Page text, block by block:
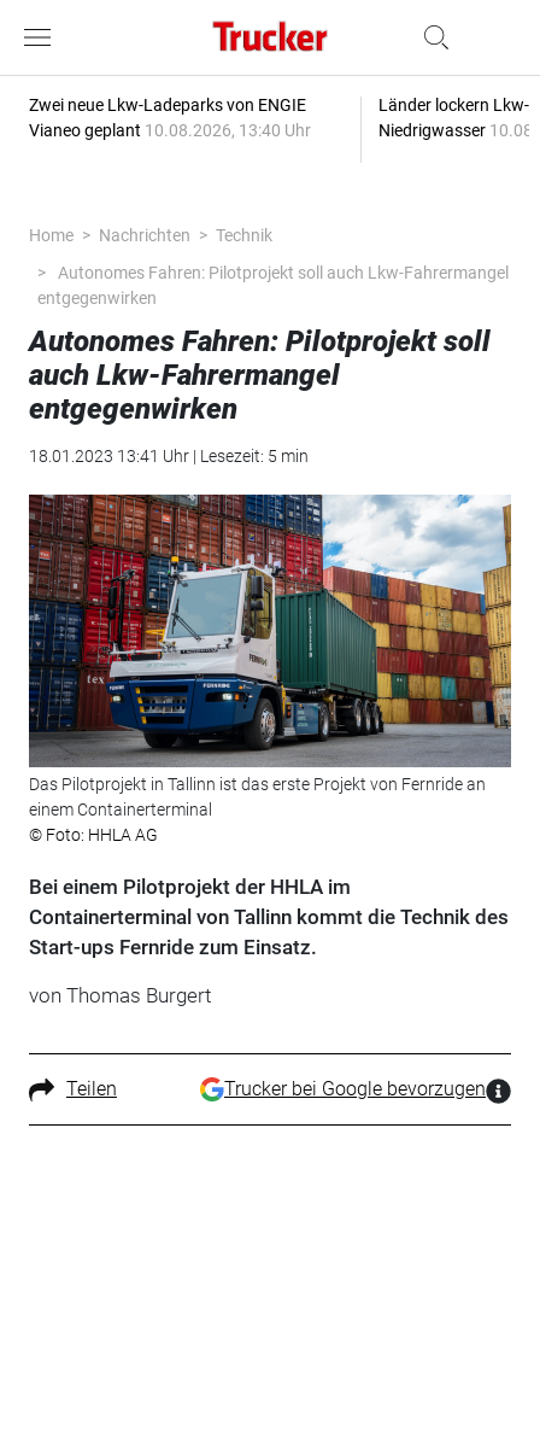
Zwei neue Lkw-Ladeparks von ENGIE
Vianeo geplant 10.08.2026, 13:40 Uhr
Länder lockern Lkw-
Niedrigwasser
Home Nachrichten
Technik
Autonomes Fahren: Pilotprojekt soll auch Lkw-Fahrermangel
entgegenwirken
Autonomes Fahren: Pilotprojekt soll
auch Lkw-Fahrermangel
entgegenwirken
18.01.2023 13:41 Uhr | Lesezeit: 5 min
Das Pilotprojekt in Tallinn ist das erste Projekt von Fernride an
einem Containerterminal
© Foto: HHLA AG
Bei einem Pilotprojekt der HHLA im
Containerterminal von Tallinn kommt die Technik des
Start-ups Fernride zum Einsatz.
von Thomas Burgert
Teilen Trucker bei Google bevorzugen